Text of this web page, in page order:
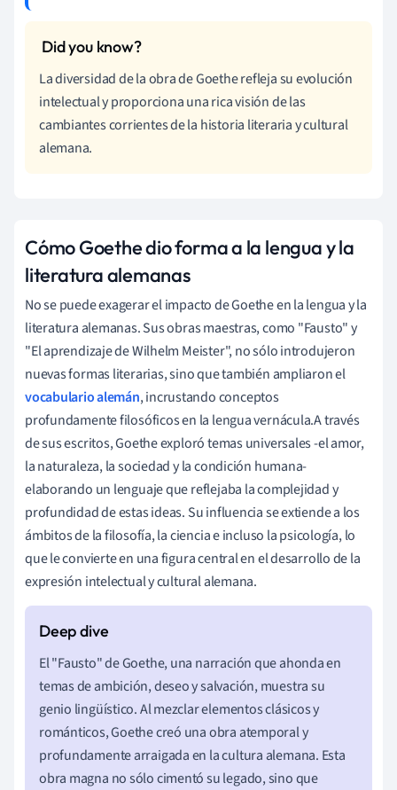
La diversidad de la obra de Goethe refleja su evolución
intelectual y proporciona una rica visión de las
cambiantes corrientes de la historia literaria y cultural
alemana.
Cómo Goethe dio forma a la lengua y la
literatura alemanas
No se puede exagerar el impacto de Goethe en la lengua y la
literatura alemanas. Sus obras maestras, como "Fausto" y
"El aprendizaje de Wilhelm Meister", no sólo introdujeron
nuevas formas literarias, sino que también ampliaron el
vocabulario alemán, incrustando conceptos
profundamente filosóficos en la lengua vernácula.A través
de sus escritos, Goethe exploró temas universales -el amor,
la naturaleza, la sociedad y la condición humana-
elaborando un lenguaje que reflejaba la complejidad y
profundidad de estas ideas. Su influencia se extiende a los
ámbitos de la filosofía, la ciencia e incluso la psicología, lo
que le convierte en una figura central en el desarrollo de la
expresión intelectual y cultural alemana.
El "Fausto" de Goethe, una narración que ahonda en
temas de ambición, deseo y salvación, muestra su
genio lingüístico. Al mezclar elementos clásicos y
románticos, Goethe creó una obra atemporal y
profundamente arraigada en la cultura alemana. Esta
obra magna no sólo cimentó su legado, sino que